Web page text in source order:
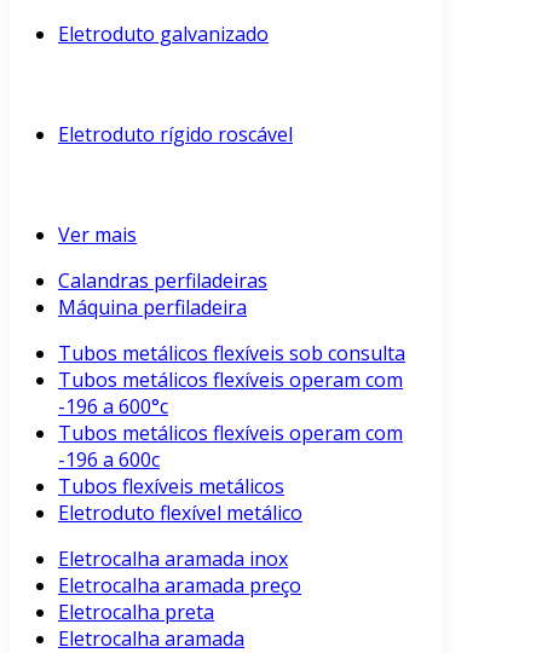
Eletroduto galvanizado
Eletroduto rígido roscável
Ver mais
Calandras perfiladeiras
Máquina perfiladeira
Tubos metálicos flexíveis sob consulta
Tubos metálicos flexíveis operam com
-196 a 600°c
Tubos metálicos flexíveis operam com
-196 a 600c
Tubos flexíveis metálicos
Eletroduto flexível metálico
Eletrocalha aramada inox
Eletrocalha aramada preço
Eletrocalha preta
Eletrocalha aramada